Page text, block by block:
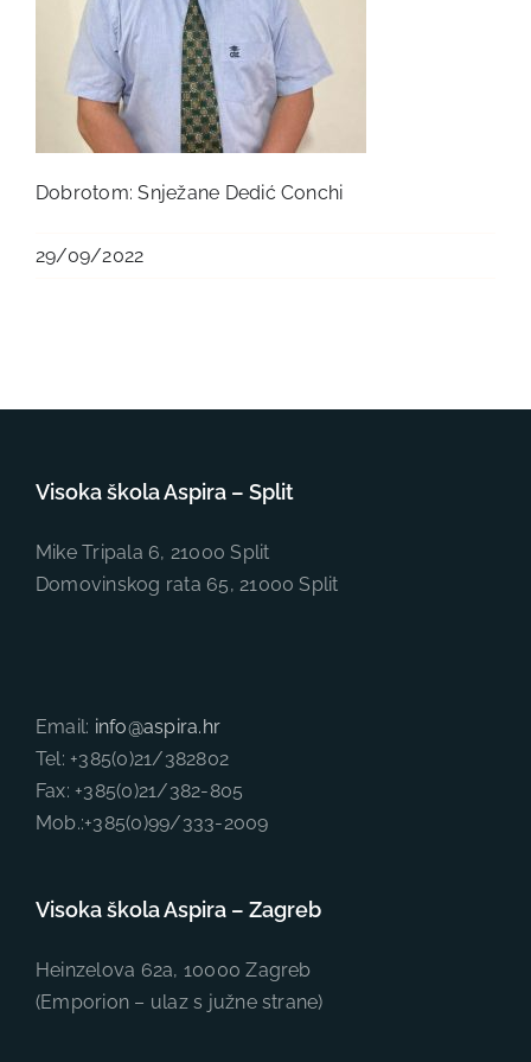
Dobrotom: Snježane Dedić Conchi
29/09/2022
Visoka škola Aspira – Split
Mike Tripala 6, 21000 Split
Domovinskog rata 65, 21000 Split
Email: info@aspira.hr
Tel: +385(0)21/382802
Fax: +385(0)21/382-805
Mob.:+385(0)99/333-2009
Visoka škola Aspira – Zagreb
Heinzelova 62a, 10000 Zagreb
(Emporion – ulaz s južne strane)